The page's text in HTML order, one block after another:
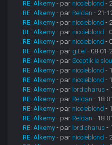
RE: Alkemy - par nicoleblond -
RE: Alkemy - par Reldan - 21-
RE: Alkemy - par nicoleblond -
RE: Alkemy - par nicoleblond -
RE: Alkemy - par nicoleblond -
RE: Alkemy - par giLel - 08-01-
RE: Alkemy - parSceptik le
RE: Alkemy - par nicoleblond -
RE: Alkemy - par nicoleblond -
RE: Alkemy - par lordicharus -
RE: Alkemy - par Reldan - 18-
RE: Alkemy - par nicoleblond -
RE: Alkemy - par Reldan - 18-
RE: Alkemy - par lordicharus -
RE: Alkemy - par nicoleblond -